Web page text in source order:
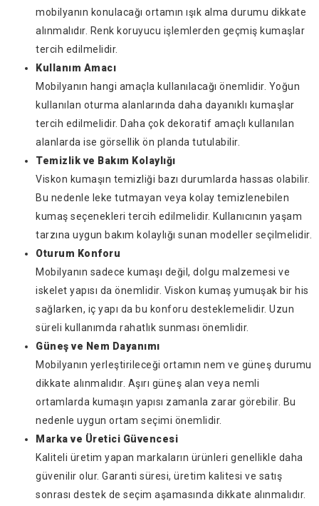
mobilyanın konulacağı ortamın ışık alma durumu dikkate
alınmalıdır. Renk koruyucu işlemlerden geçmiş kumaşlar
tercih edilmelidir.
Kullanım Amacı
Mobilyanın hangi amaçla kullanılacağı önemlidir. Yoğun
kullanılan oturma alanlarında daha dayanıklı kumaşlar
tercih edilmelidir. Daha çok dekoratif amaçlı kullanılan
alanlarda ise görsellik ön planda tutulabilir.
Temizlik ve Bakım Kolaylığı
Viskon kumaşın temizliği bazı durumlarda hassas olabilir.
Bu nedenle leke tutmayan veya kolay temizlenebilen
kumaş seçenekleri tercih edilmelidir. Kullanıcının yaşam
tarzına uygun bakım kolaylığı sunan modeller seçilmelidir.
Oturum Konforu
Mobilyanın sadece kumaşı değil, dolgu malzemesi ve
iskelet yapısı da önemlidir. Viskon kumaş yumuşak bir his
sağlarken, iç yapı da bu konforu desteklemelidir. Uzun
süreli kullanımda rahatlık sunması önemlidir.
Güneş ve Nem Dayanımı
Mobilyanın yerleştirileceği ortamın nem ve güneş durumu
dikkate alınmalıdır. Aşırı güneş alan veya nemli
ortamlarda kumaşın yapısı zamanla zarar görebilir. Bu
nedenle uygun ortam seçimi önemlidir.
Marka ve Üretici Güvencesi
Kaliteli üretim yapan markaların ürünleri genellikle daha
güvenilir olur. Garanti süresi, üretim kalitesi ve satış
sonrası destek de seçim aşamasında dikkate alınmalıdır.